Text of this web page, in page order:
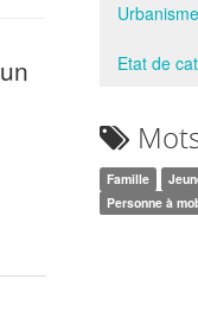
Urbanisme
Etat de
Famille
Personne à